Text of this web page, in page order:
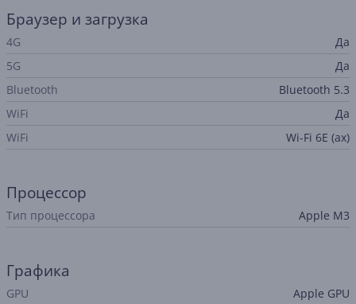
Браузер и загрузка
4G
Да
5G
Да
Bluetooth
Bluetooth 5.3
WiFi
Да
WiFi
Wi-Fi 6E (ax)
Процессор
Тип процессора Apple M3
Графика
GPU Apple GPU